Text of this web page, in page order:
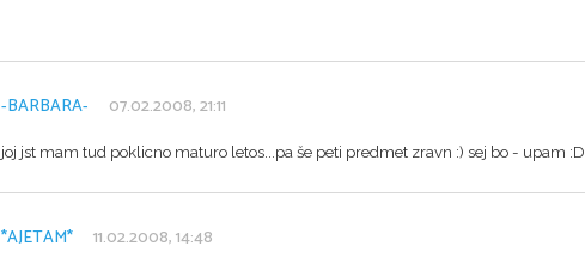
-BARBARA- 07.02.2008, 21:11
joj jst mam tud poklicno maturo letos...pa še peti predmet zravn :) sej bo - upam :D
*AJETAM* 11.02.2008, 14:48